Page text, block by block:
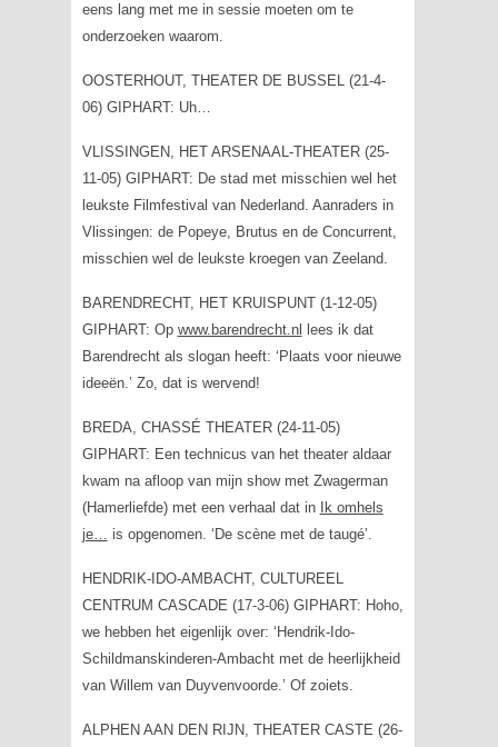
eens lang met me in sessie moeten om te
onderzoeken waarom.
OOSTERHOUT, THEATER DE BUSSEL (21-4-
06) GIPHART: Uh…
VLISSINGEN, HET ARSENAAL-THEATER (25-
11-05) GIPHART: De stad met misschien wel het
leukste Filmfestival van Nederland. Aanraders in
Vlissingen: de Popeye, Brutus en de Concurrent,
misschien wel de leukste kroegen van Zeeland.
BARENDRECHT, HET KRUISPUNT (1-12-05)
GIPHART: Op www.barendrecht.nl
lees ik dat
Barendrecht als slogan heeft: ‘Plaats voor nieuwe
ideeën.’ Zo, dat is wervend!
BREDA, CHASSÉ THEATER (24-11-05)
GIPHART: Een technicus van het theater aldaar
kwam na afloop van mijn show met Zwagerman
(Hamerliefde) met een verhaal dat in
Ik omhels
je… is opgenomen. ‘De scène met de taugé’.
HENDRIK-IDO-AMBACHT, CULTUREEL
CENTRUM CASCADE (17-3-06) GIPHART: Hoho,
we hebben het eigenlijk over: ‘Hendrik-Ido-
Schildmanskinderen-Ambacht met de heerlijkheid
van Willem van Duyvenvoorde.’ Of zoiets.
ALPHEN AAN DEN RIJN, THEATER CASTE (26-